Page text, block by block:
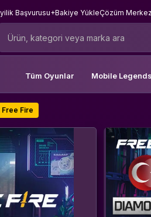
Başvurusu+Bakiye YükleÇözüm
Tüm Oyunlar Mobile Legends
Free Fire